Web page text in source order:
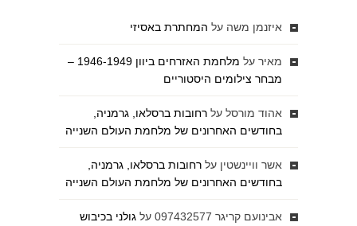
איזנמן משה על המחתרת באסיזי
מאיר על
מלחמת האזרחים ביוון 1946-1949 –
מבחר צילומים היסטוריים
אהוד מורסל על רחובות ברסלאו, גרמניה,
בחודשים האחרונים של מלחמת העולם השנייה
אשר וויינשטין על רחובות ברסלאו, גרמניה,
בחודשים האחרונים של מלחמת העולם השנייה
אבינועם קריגר 097432577 על גולני בכיבוש